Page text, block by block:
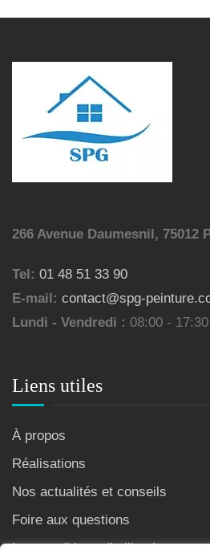
266 Avenue Daumesnil, 75012
Tel: 01 48 51 33 90
E-mail: contact@spg-
Lundi - Vendredi : 08:00 - 17:30
Liens utiles
À propos
Réalisations
Nos actualités et conseils
Foire aux questions